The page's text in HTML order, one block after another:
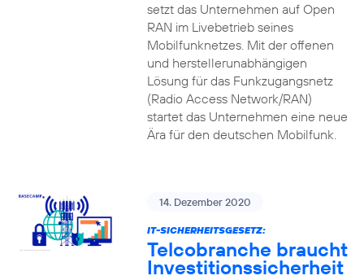
setzt das Unternehmen auf Open
RAN im Livebetrieb seines
Mobilfunknetzes. Mit der offenen
und herstellerunabhängigen
Lösung für das Funkzugangsnetz
(Radio Access Network/RAN)
startet das Unternehmen eine neue
Ära für den deutschen Mobilfunk.
14. Dezember 2020
IT-SICHERHEITSGESETZ:
Telcobranche braucht
Investitionssicherheit